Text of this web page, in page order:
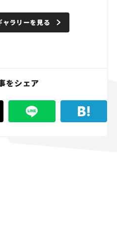
ャラリーを見る
をシェア